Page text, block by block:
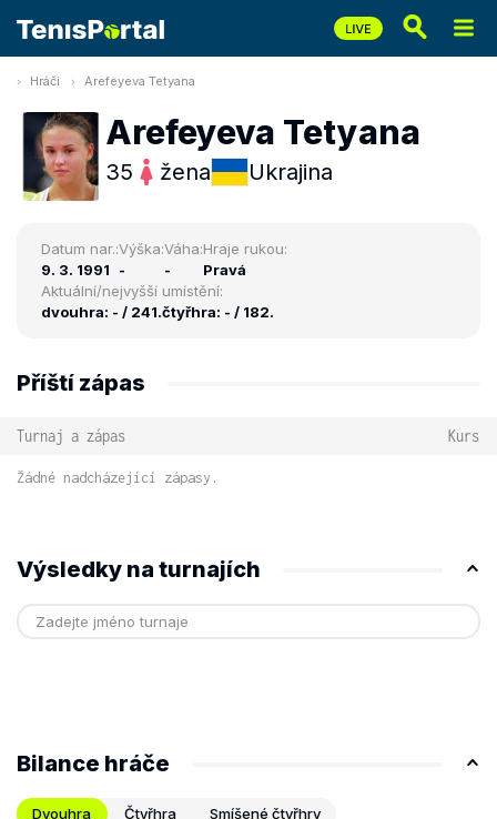
Hráči Arefeyeva Tetyana
Arefeyeva Tetyana
35 žena Ukrajina
Datum nar.:
9. 3. 1991
Výška:
-
Váha:
-
Hraje rukou:
Pravá
Aktuální/nejvyšší umístění:
dvouhra: - / 241.čtyřhra: - / 182.
Příští zápas
Turnaj a zápas Kurs
Žádné nadcházející zápasy.
Výsledky na turnajích
Bilance hráče
Dvouhra Čtyřhra Smíšené čtyřhry